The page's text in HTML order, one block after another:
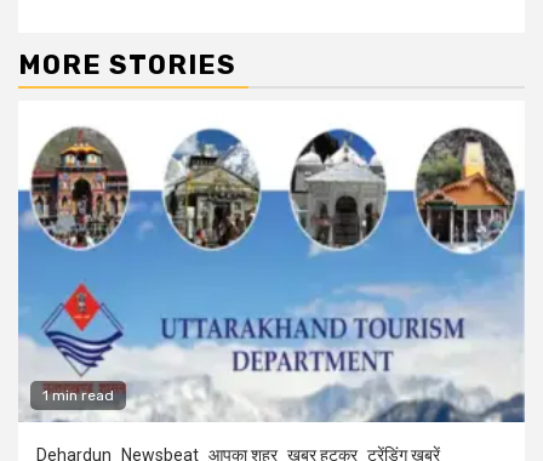
MORE STORIES
1 min read
Dehardun Newsbeat आपका शहर खबर हटकर ट्रेंडिंग खबरें